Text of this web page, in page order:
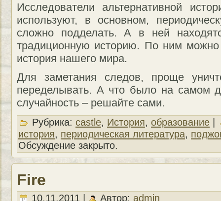
Исследователи альтернативной
используют, в основном,
сложно подделать. А в ней
традиционную историю. По ним можно
история нашего мира.
Для заметания следов, проще
переделывать. А что было на самом
случайность – решайте сами.
Рубрика: castle, История, образование
история, периодическая литература,
Обсуждение закрыто.
Fire
10.11.2011 | Автор: admin